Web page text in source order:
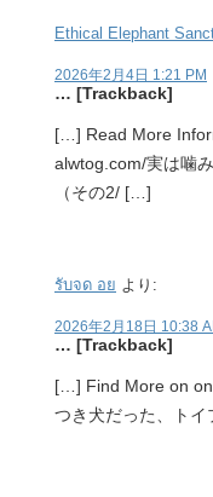
Ethical Elephant
2026年2月4日 1:21 PM
… [Trackback]
[…] Read More
alwtog.com/実は噛
（その2/ […]
รับจด อย より:
2026年2月18日 10:38
… [Trackback]
[…] Find More on on
つき犬だった、ト